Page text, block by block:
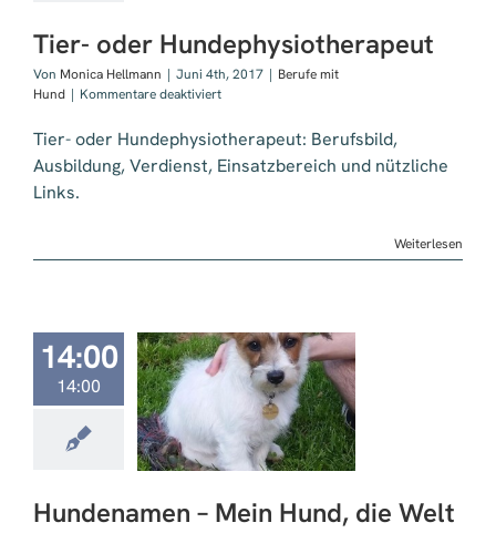
Tier- oder Hundephysiotherapeut
Von Monica Hellmann | Juni 4th, 2017 | Berufe mit
Hund | Kommentare deaktiviertfür
oder
Hundephysiotherapeut
Tier- oder Hundephysiotherapeut: Berufsbild,
Ausbildung, Verdienst, Einsatzbereich und nützliche
Links.
Weiterlesen
14:00
14:00
– Mein
Welt und
Hundenamen – Mein Hund, die Welt